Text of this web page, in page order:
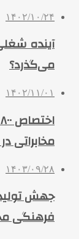
۱۴۰۲/۱۰/۲۴
آینده
می‌گذرد؟
۱۴۰۲/۱۱/۰۱
مخابراتی
۱۴۰۳/۰۹/۲۸
جهش
فرهنگی